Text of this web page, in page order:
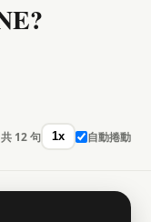
共 12 句 1x 自動捲動